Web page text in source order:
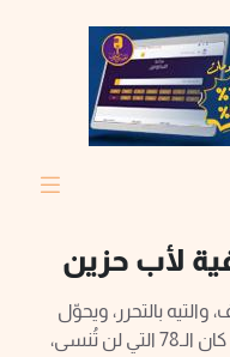
بالتحرر، ويحوّل
الصحراء إلى مرآة للروح. تحفة مهرجان كان الـ78 التي لن تُنسى،